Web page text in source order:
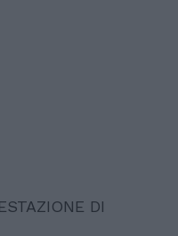
DI